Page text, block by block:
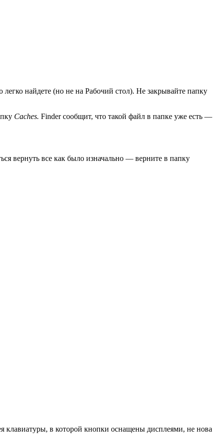
найдете (но не на Рабочий стол). Не закрывайте папку
Caches. Finder сообщит, что такой файл в папке уже есть —
вернуть все как было изначально — верните в папку
клавиатуры, в которой кнопки оснащены дисплеями, не нова